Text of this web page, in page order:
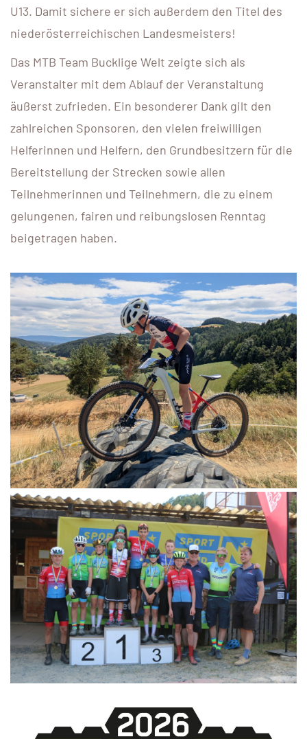
U13. Damit sichere er sich außerdem den Titel des
niederösterreichischen Landesmeisters!
Das MTB Team Bucklige Welt zeigte sich als
Veranstalter mit dem Ablauf der Veranstaltung
äußerst zufrieden. Ein besonderer Dank gilt den
zahlreichen Sponsoren, den vielen freiwilligen
Helferinnen und Helfern, den Grundbesitzern für die
Bereitstellung der Strecken sowie allen
Teilnehmerinnen und Teilnehmern, die zu einem
gelungenen, fairen und reibungslosen Renntag
beigetragen haben.